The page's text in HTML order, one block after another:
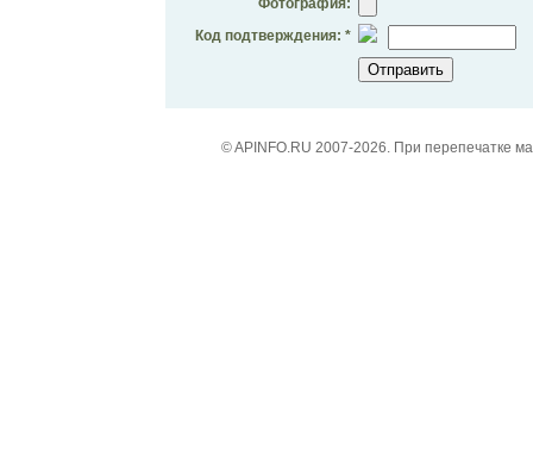
Код подтверждения: *
© APINFO.RU 2007-2026. При перепечатке